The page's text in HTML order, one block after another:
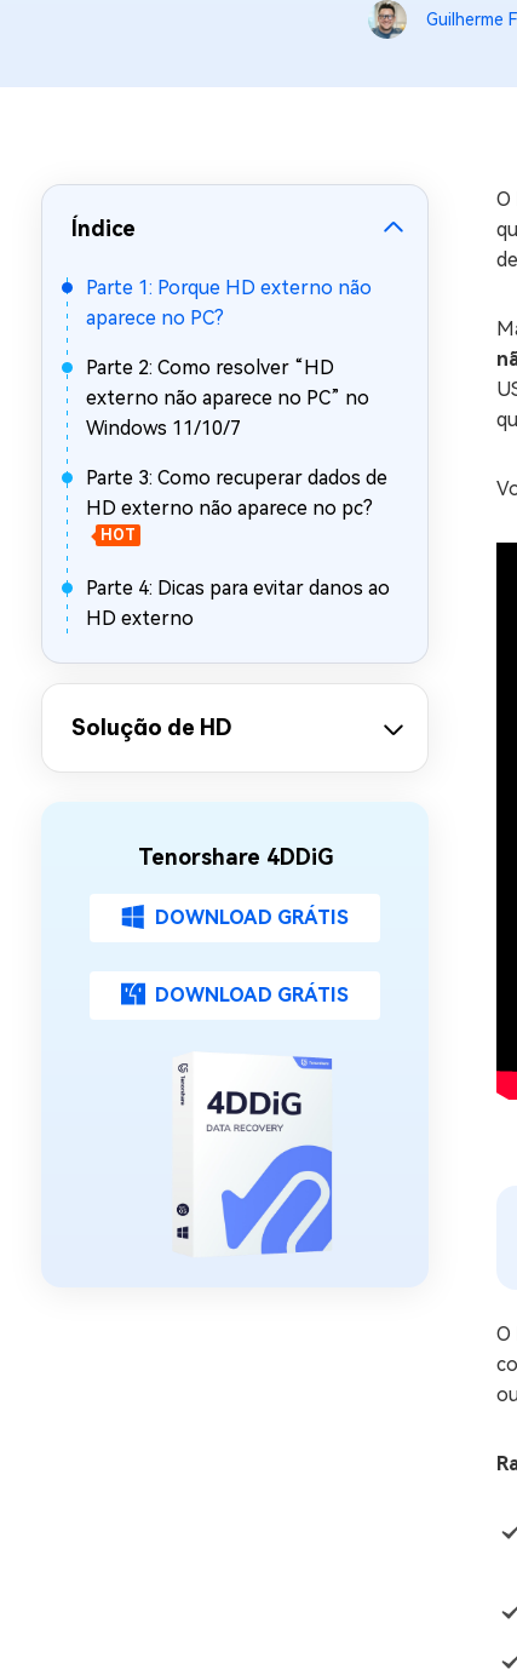
Recuperar Dados de WhatsApp no
Guilherme
Índice
Parte 1: Porque HD externo não
aparece no PC?
Parte 2: Como resolver “HD
externo não aparece no PC” no
Windows 11/10/7
Parte 3: Como recuperar dados de
HD externo não aparece no pc?
HOT
Parte 4: Dicas para evitar danos ao
HD externo
Solução de HD
Tenorshare 4DDiG
DOWNLOAD GRÁTIS
DOWNLOAD GRÁTIS
O
O